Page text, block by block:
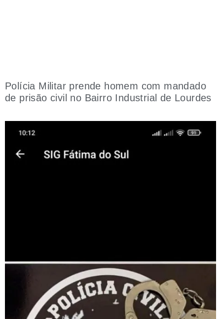
Polícia Militar prende homem com mandado
de prisão civil no Bairro Industrial de Lourdes